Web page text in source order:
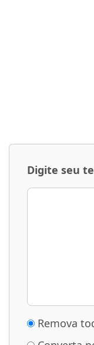
Digite seu
Remova